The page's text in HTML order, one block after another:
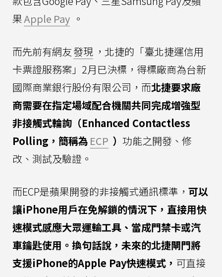
果Apple Pay 。
而先前有網友發現 ，北捷的「臺北捷運信用
卡票證服務案」2月已決標，得標廠商為台新
國際商業銀行股份有限公司，而北捷要求廠
商需要在指定場域配合機關共同完成增強型
非接觸式輪詢（Enhanced Contactless
Polling，簡稱為 ECP ） 功能之開發、修
改、測試及驗證。
而ECP是蘋果開發的非接觸式通訊標準， 可以
讓iPhone用戶在免解鎖的情況下，直接用快
速模式感應大眾運輸工具、當成門禁卡或汽
車鑰匙使用。換句話說，未來的北捷閘門將
支援iPhone的Apple Pay快速模式， 可直接